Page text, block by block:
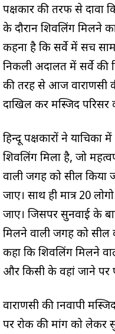
पक्षकार की तरफ से दावा
के दौरान शिवलिंग मिलने
कहना है कि सर्वे में सच
निकली अदालत में सर्वे की
की तरह से आज वाराणसी
दाखिल कर मस्जिद परिसर
हिन्दू पक्षकारों ने याचिका
शिवलिंग मिला है, जो
वाली जगह को सील
जाए। साथ ही मात्र 20
जाए। जिसपर सुनवाई के
मिलने वाली जगह को सील
कहा कि शिवलिंग मिलने
और किसी के वहां जाने पर
वाराणसी की ज्ञानवापी
पर रोक की मांग को लेकर